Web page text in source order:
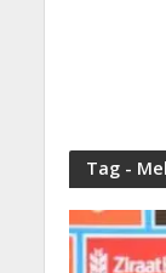
Tag -